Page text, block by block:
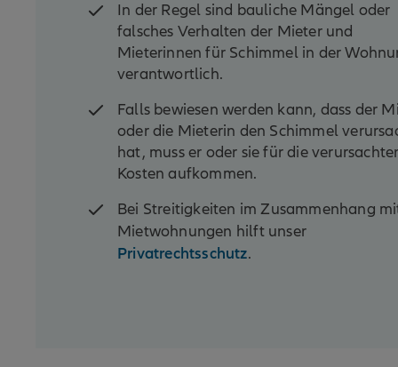
In der Regel sind bauliche Mängel oder
falsches Verhalten der Mieter und
Mieterinnen für Schimmel in der
verantwortlich.
Falls bewiesen werden kann, dass der
oder die Mieterin den Schimmel
hat, muss er oder sie für die
Kosten aufkommen.
Bei Streitigkeiten im Zusammenhang
Mietwohnungen hilft unser
Privatrechtsschutz.